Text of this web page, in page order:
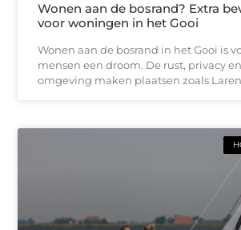
Wonen aan de bosrand? Extra
voor woningen in het Gooi
Wonen aan de bosrand in het Gooi is
mensen een droom. De rust, privacy
omgeving maken plaatsen zoals